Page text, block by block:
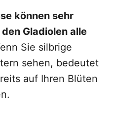
können sehr
Gladiolen alle
Sie silbrige
sehen, bedeutet
auf Ihren Blüten